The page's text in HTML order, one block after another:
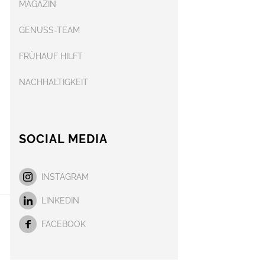
MAGAZIN
GENUSS-TEAM
FRÜHAUF HILFT
NACHHALTIGKEIT
SOCIAL MEDIA
INSTAGRAM
LINKEDIN
FACEBOOK